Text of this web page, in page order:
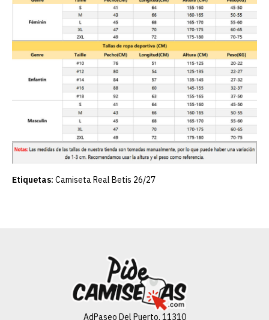
Etiquetas: Camiseta Real Betis 26/27
AdPaseo Del Puerto, 11310